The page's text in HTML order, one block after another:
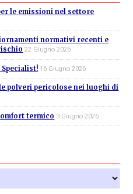
le emissioni nel settore
normativi recenti e
22 Giugno 2026
16 Giugno 2026
polveri pericolose nei luoghi di
termico 3 Giugno 2026